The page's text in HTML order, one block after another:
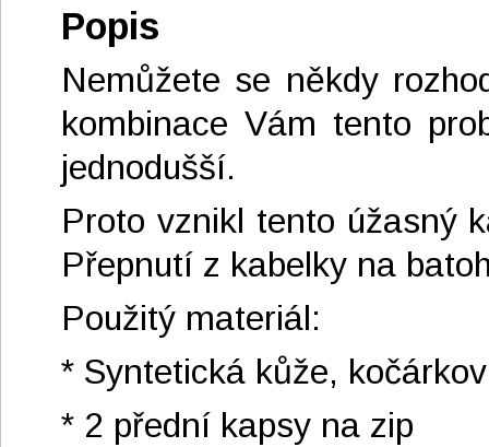
Popis
Nemůžete se někdy
kombinace Vám tento
jednodušší.
Proto vznikl tento úžasný
Přepnutí z kabelky na
Použitý materiál:
* Syntetická kůže,
* 2 přední kapsy na zip